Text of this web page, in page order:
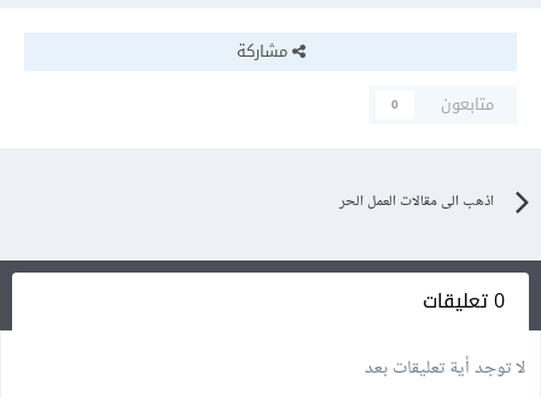
مشاركة
متابعون
0
اذهب الى مقالات العمل الحر
0 تعليقات
لا توجد أية تعليقات بعد